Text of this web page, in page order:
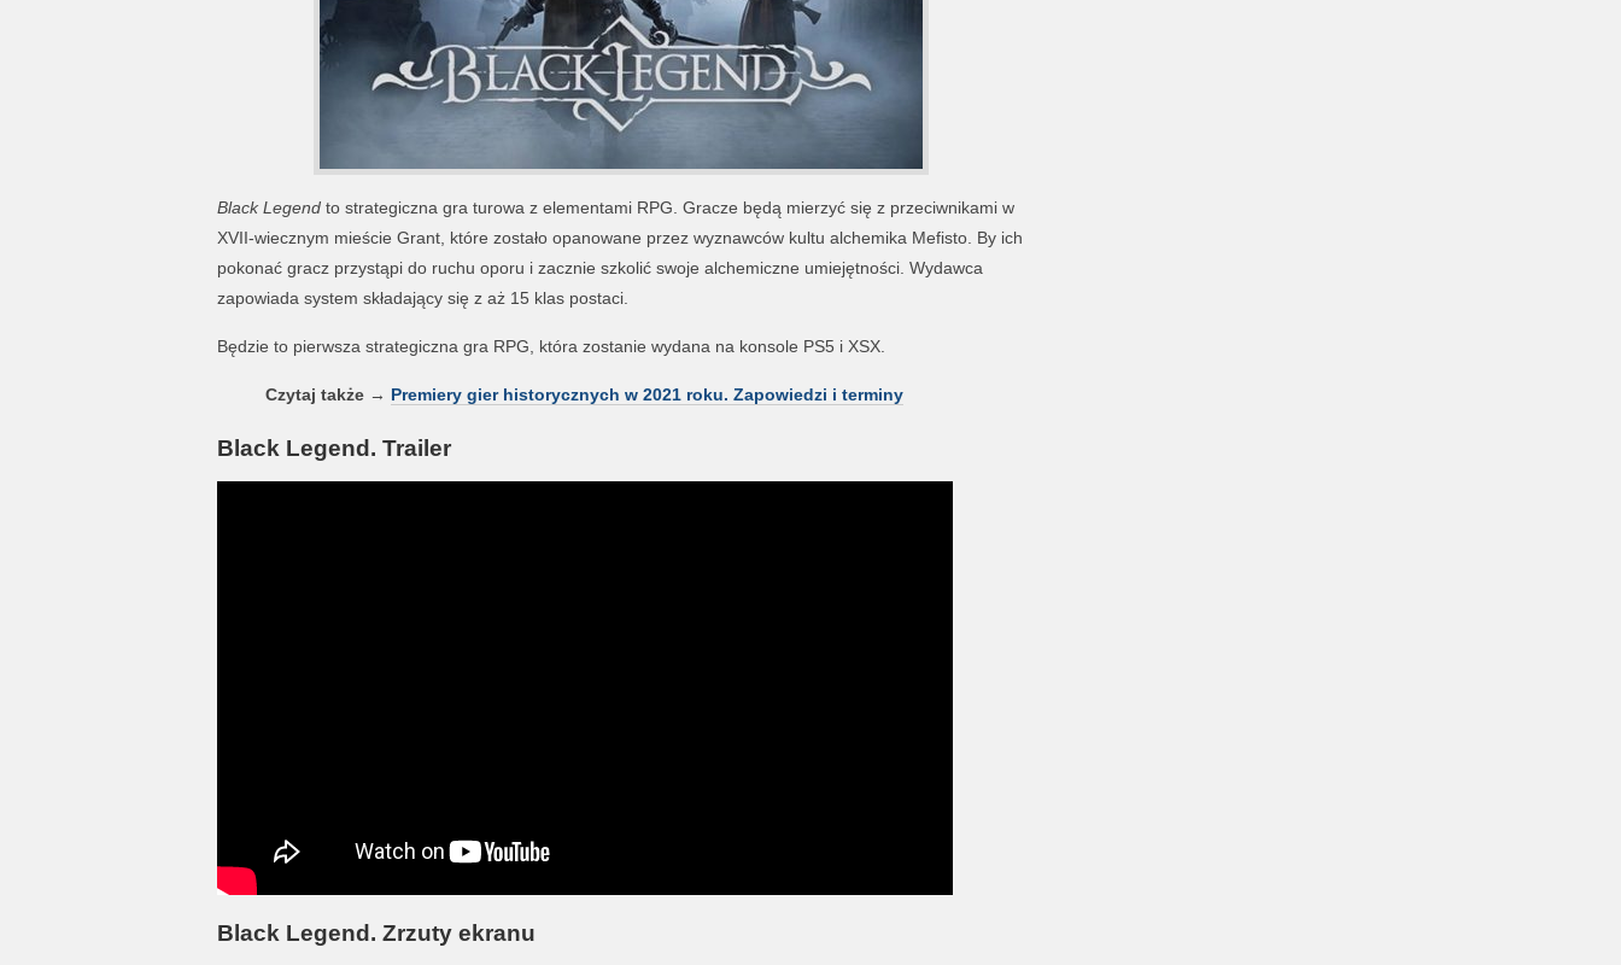
Black Legendto strategiczna gra turowa z elementami RPG. Gracze będą mierzyć się z przeciwnikami w
XVII-wiecznym mieście Grant, które zostało opanowane przez wyznawców kultu alchemika Mefisto. By ich
pokonać gracz przystąpi do ruchu oporu i zacznie szkolić swoje alchemiczne umiejętności. Wydawca
zapowiada system składający się z aż 15 klas postaci.
Będzie to pierwsza strategiczna gra RPG, która zostanie wydana na konsole PS5 i XSX.
Czytaj także→ Premiery gier historycznych w 2021 roku. Zapowiedzi i terminy
Black Legend. Trailer
Black Legend. Zrzuty ekranu